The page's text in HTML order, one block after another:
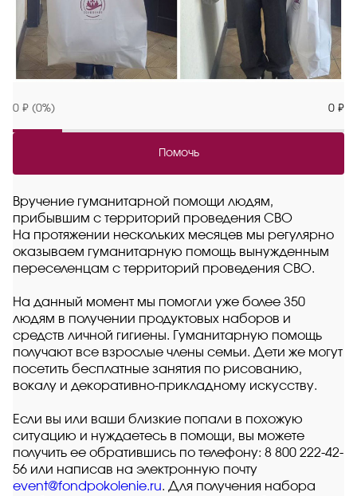
0 ₽ (0%) 0 ₽
Помочь
Вручение гуманитарной помощи людям,
прибывшим с территорий проведения СВО
На протяжении нескольких месяцев мы регулярно
оказываем гуманитарную помощь вынужденным
переселенцам с территорий проведения СВО.
На данный момент мы помогли уже более 350
людям в получении продуктовых наборов и
средств личной гигиены. Гуманитарную помощь
получают все взрослые члены семьи. Дети же могут
посетить бесплатные занятия по рисованию,
вокалу и декоративно-прикладному искусству.
Если вы или ваши близкие попали в похожую
ситуацию и нуждаетесь в помощи, вы можете
получить ее обратившись по телефону: 8 800 222-42-
56 или написав на электронную почту
event@fondpokolenie.ru. Для получения набора